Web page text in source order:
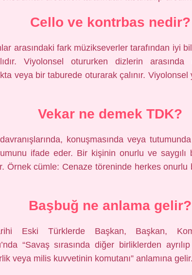
Cello ve kontrbas nedir?
arasındaki fark müzikseverler tarafından iyi
Viyolonsel otururken dizlerin arasında
veya bir taburede oturarak çalınır.
Vekar ne demek TDK?
konuşmasında veya
ifade eder. Bir kişinin onurlu ve saygılı
Örnek cümle: Cenaze töreninde herkes onurlu
Başbuğ ne anlama gelir?
Eski Türklerde Başkan, Başkan,
“Savaş sırasında diğer birliklerden
veya milis kuvvetinin komutanı” anlamına gelir.